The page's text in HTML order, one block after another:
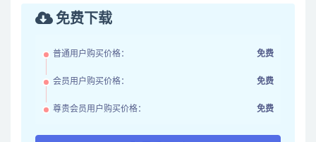
免费下载
普通用户购买价格： 免费
会员用户购买价格： 免费
尊贵会员用户购买价格： 免费